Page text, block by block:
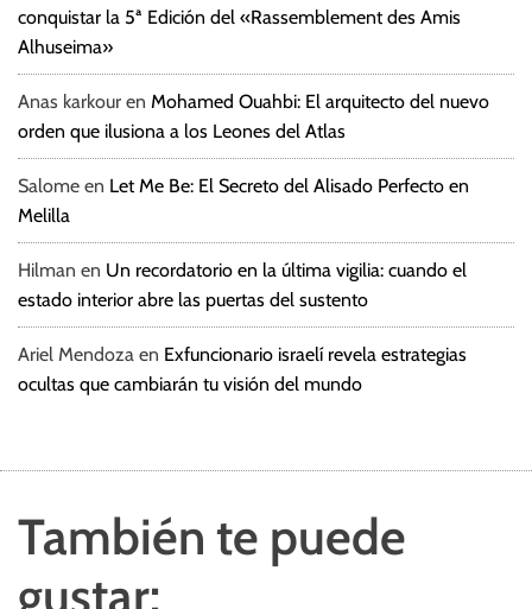
conquistar la 5ª Edición del «Rassemblement des Amis
Alhuseima»
Anas karkour en Mohamed Ouahbi: El arquitecto del nuevo
orden que ilusiona a los Leones del Atlas
Salome en Let Me Be: El Secreto del Alisado Perfecto en
Melilla
Hilman en Un recordatorio en la última vigilia: cuando el
estado interior abre las puertas del sustento
Ariel Mendoza en Exfuncionario israelí revela estrategias
ocultas que cambiarán tu visión del mundo
También te puede
gustar: